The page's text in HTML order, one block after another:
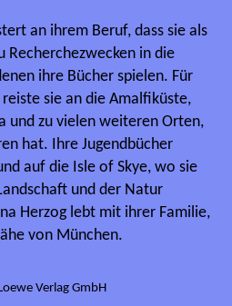
an ihrem Beruf, dass sie als
in die
ihre Bücher spielen. Für
sie an die Amalfiküste,
und zu vielen weiteren Orten,
hat. Ihre Jugendbücher
auf die Isle of Skye, wo sie
und der Natur
Herzog lebt mit ihrer Familie,
von München.
Verlag GmbH